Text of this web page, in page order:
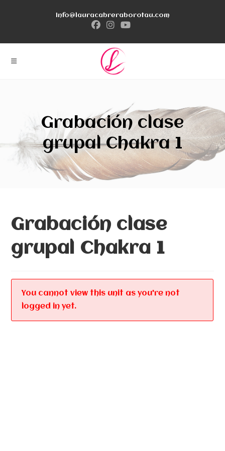
info@lauracabreraborotau.com
Grabación clase
grupal Chakra 1
Grabación clase
grupal Chakra 1
You cannot view this unit as you're not
logged in yet.